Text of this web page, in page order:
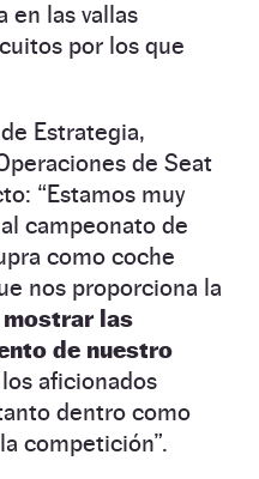
en las vallas
por los que
Estrategia,
de Seat
“Estamos muy
campeonato de
como coche
nos proporciona la
mostrar las
de nuestro
aficionados
dentro como
competición”.